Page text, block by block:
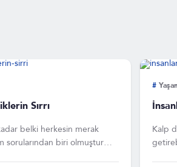
Sırrı
belki herkesin merak
sorularından biri olmuştur
#
Kalp